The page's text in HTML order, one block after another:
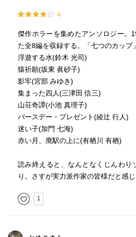
ど怖かった。本作の中では一番面白い
綾辻行人「バースデー・プレゼント」
1994年発表の作品。彼氏から誕生
られたナイフで、彼を殺すよう強要
な夢を、誕生日当日に見てしまった
のようなテイストで、私にはこの作
らなかった。
加門七海「迷い子」
2002年発表の作品。黄泉の国に引
き妻から逃げる夫の話.......のように
霊だったというオチである。時空と
と幻想が交錯していく様は非常に映
るが、その筆力を筆者が持ち合わ
4
傑作ホラーを集めたアンソロジー。
た全8編を収録する。「七つのカップ
浮遊する水(鈴木 光司)
猿祈願(坂東 眞砂子)
影牢(宮部 みゆき)
集まった四人(三津田 信三)
山荘奇譚(小池 真理子)
バースデー・プレゼント(綾辻 行人)
迷い子(加門 七海)
赤い月、廃駅の上に(有栖川 有栖)
読み終えると、なんとなくじんわり
り。さすが実力派作家の皆様だと感じ
1